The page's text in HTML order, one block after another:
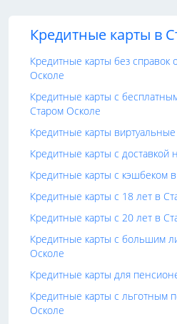
Кредитные карты в
Кредитные карты без справок
Осколе
Кредитные карты с
Старом Осколе
Кредитные карты
Кредитные карты с доставкой
Кредитные карты с кэшбеком
Кредитные карты с 18 лет в
Кредитные карты с 20 лет в
Кредитные карты с большим
Осколе
Кредитные карты для
Кредитные карты с льготным
Осколе